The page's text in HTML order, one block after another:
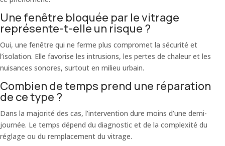
Une fenêtre bloquée par le vitrage
représente-t-elle un risque ?
Oui, une fenêtre qui ne ferme plus compromet la sécurité et
l’isolation. Elle favorise les intrusions, les pertes de chaleur et les
nuisances sonores, surtout en milieu urbain.
Combien de temps prend une réparation
de ce type ?
Dans la majorité des cas, l’intervention dure moins d’une demi-
journée. Le temps dépend du diagnostic et de la complexité du
réglage ou du remplacement du vitrage.